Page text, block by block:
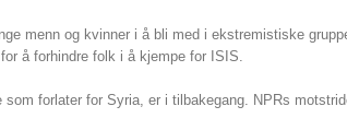
menn og kvinner i å bli med i ekstremistiske
å forhindre folk i å kjempe for ISIS.
forlater for Syria, er i tilbakegang. NPRs